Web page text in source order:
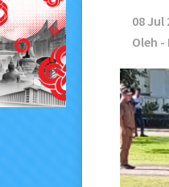
08 Jul
Oleh